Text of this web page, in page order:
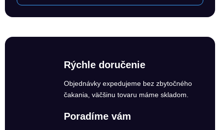
Rýchle doručenie
Objednávky expedujeme bez zbytočného
čakania, väčšinu tovaru máme skladom.
Poradíme vám